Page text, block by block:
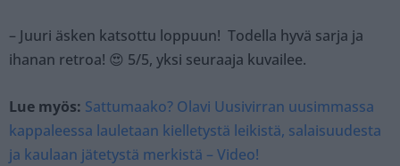
– Juuri äsken katsottu loppuun! Todella hyvä sarja ja
ihanan retroa! 😍 5/5, yksi seuraaja kuvailee.
Lue myös: Sattumaako? Olavi Uusivirran uusimmassa
kappaleessa lauletaan kielletystä leikistä, salaisuudesta
ja kaulaan jätetystä merkistä – Video!